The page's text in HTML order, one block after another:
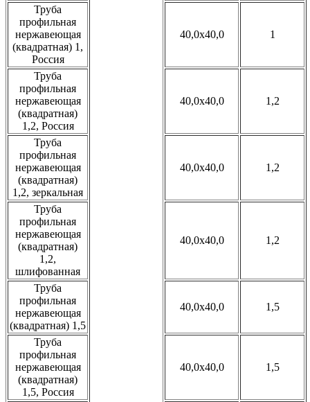
Труба
профильная
нержавеющая
(квадратная) 1,
Россия
40,0x40,0 1
Труба
профильная
нержавеющая
(квадратная)
1,2, Россия
40,0x40,0 1,2
Труба
профильная
нержавеющая
(квадратная)
1,2, зеркальная
40,0x40,0 1,2
Труба
профильная
нержавеющая
(квадратная)
1,2,
шлифованная
40,0x40,0 1,2
Труба
профильная
нержавеющая
(квадратная) 1,5
40,0x40,0 1,5
Труба
профильная
нержавеющая
(квадратная)
1,5, Россия
40,0x40,0 1,5